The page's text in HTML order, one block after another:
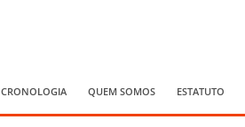
CRONOLOGIA QUEM SOMOS ESTATUTO